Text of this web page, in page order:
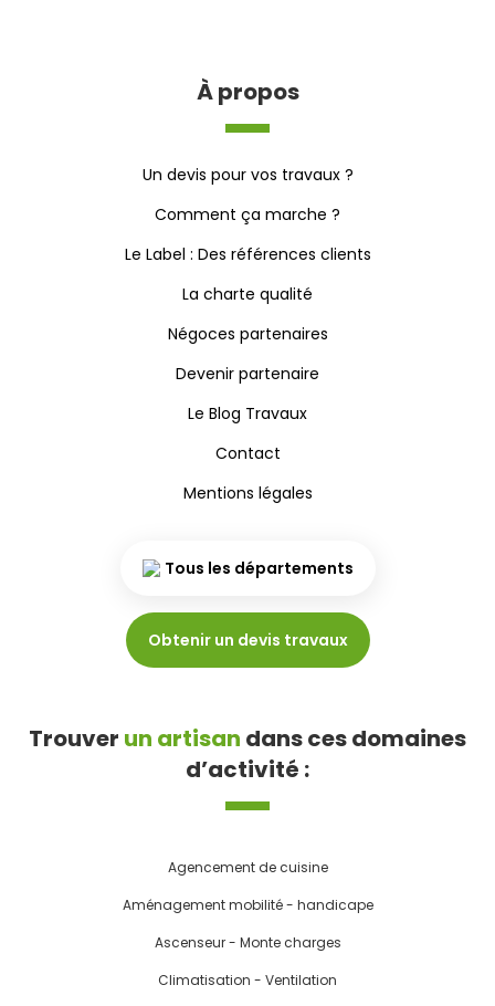
À propos
Un devis pour vos travaux ?
Comment ça marche ?
Le Label : Des références clients
La charte qualité
Négoces partenaires
Devenir partenaire
Le Blog Travaux
Contact
Mentions légales
Tous les départements
Obtenir un devis travaux
Trouver un artisan dans ces domaines
d’activité :
Agencement de cuisine
Aménagement mobilité - handicape
Ascenseur - Monte charges
Climatisation - Ventilation